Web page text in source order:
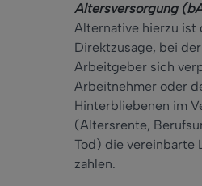
Altersversorgung
Alternative hierzu ist
Direktzusage, bei
Arbeitgeber sich
Arbeitnehmer oder
Hinterbliebenen im
(Altersrente,
Tod) die vereinbarte
zahlen.